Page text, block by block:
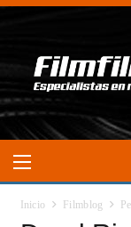
Inicio Filmblog